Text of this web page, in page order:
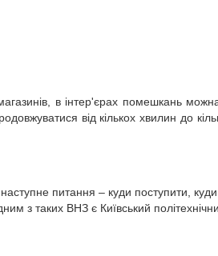
в інтер'єрах помешкань
від кількох хвилин до
питання – куди поступити,
з таких ВНЗ є Київський